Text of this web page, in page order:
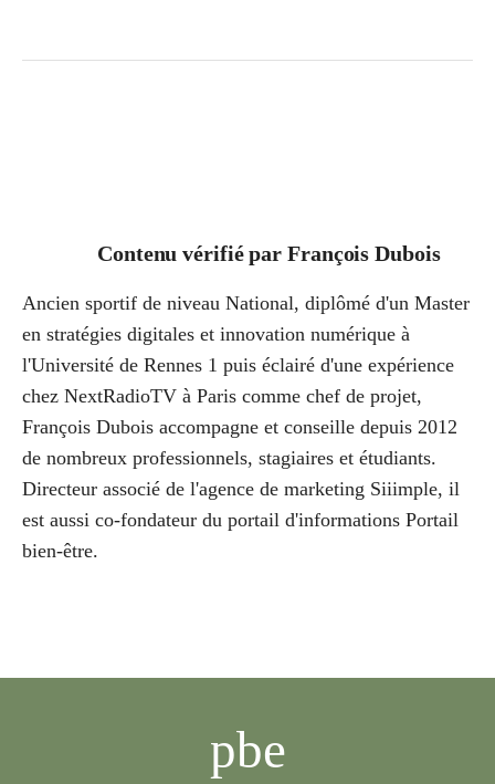
Contenu vérifié par François Dubois
Ancien sportif de niveau National, diplômé d'un Master
en stratégies digitales et innovation numérique à
l'Université de Rennes 1 puis éclairé d'une expérience
chez NextRadioTV à Paris comme chef de projet,
François Dubois accompagne et conseille depuis 2012
de nombreux professionnels, stagiaires et étudiants.
Directeur associé de l'agence de marketing Siiimple, il
est aussi co-fondateur du portail d'informations Portail
bien-être.
pbe